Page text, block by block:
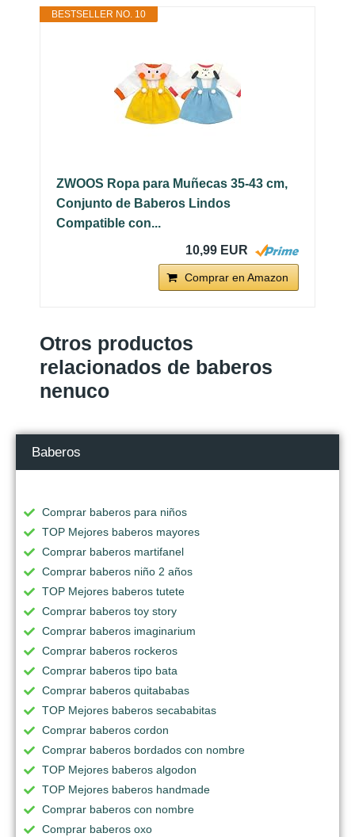
BESTSELLER NO. 10
ZWOOS Ropa para Muñecas 35-43 cm,
Conjunto de Baberos Lindos
Compatible con...
10,99 EUR
Comprar en Amazon
Otros productos
relacionados de baberos
nenuco
Baberos
Comprar baberos para niños
TOP Mejores baberos mayores
Comprar baberos martifanel
Comprar baberos niño 2 años
TOP Mejores baberos tutete
Comprar baberos toy story
Comprar baberos imaginarium
Comprar baberos rockeros
Comprar baberos tipo bata
Comprar baberos quitababas
TOP Mejores baberos secababitas
Comprar baberos cordon
Comprar baberos bordados con nombre
TOP Mejores baberos algodon
TOP Mejores baberos handmade
Comprar baberos con nombre
Comprar baberos oxo